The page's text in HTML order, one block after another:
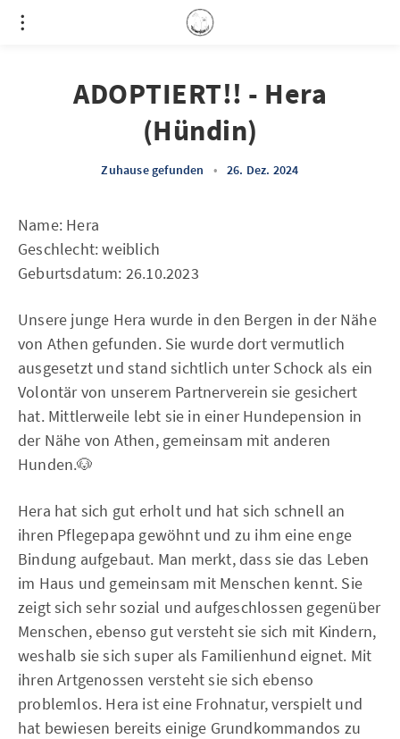
ADOPTIERT!! - Hera
(Hündin)
Zuhause gefunden • 26. Dez. 2024
Name: Hera
Geschlecht: weiblich
Geburtsdatum: 26.10.2023
Unsere junge Hera wurde in den Bergen in der Nähe
von Athen gefunden. Sie wurde dort vermutlich
ausgesetzt und stand sichtlich unter Schock als ein
Volontär von unserem Partnerverein sie gesichert
hat. Mittlerweile lebt sie in einer Hundepension in
der Nähe von Athen, gemeinsam mit anderen
Hunden.🐶
Hera hat sich gut erholt und hat sich schnell an
ihren Pflegepapa gewöhnt und zu ihm eine enge
Bindung aufgebaut. Man merkt, dass sie das Leben
im Haus und gemeinsam mit Menschen kennt. Sie
zeigt sich sehr sozial und aufgeschlossen gegenüber
Menschen, ebenso gut versteht sie sich mit Kindern,
weshalb sie sich super als Familienhund eignet. Mit
ihren Artgenossen versteht sie sich ebenso
problemlos. Hera ist eine Frohnatur, verspielt und
hat bewiesen bereits einige Grundkommandos zu